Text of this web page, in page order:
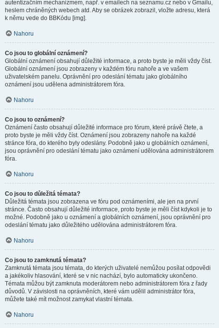
autentizačním mechanizmem, např. v emailech na seznamu.cz nebo v Gmailu,
heslem chráněných webech atd. Aby se obrázek zobrazil, vložte adresu, která
k němu vede do BBKódu [img].
Nahoru
Co jsou to globální oznámení?
Globální oznámení obsahují důležité informace, a proto byste je měli vždy číst.
Globální oznámení jsou zobrazeny v každém fóru nahoře a ve vašem
uživatelském panelu. Oprávnění pro odeslání tématu jako globálního
oznámení jsou udělena administrátorem fóra.
Nahoru
Co jsou to oznámení?
Oznámení často obsahují důležité informace pro fórum, které právě čtete, a
proto byste je měli vždy číst. Oznámení jsou zobrazeny nahoře na každé
stránce fóra, do kterého byly odeslány. Podobně jako u globálních oznámení,
jsou oprávnění pro odeslání tématu jako oznámení udělována administrátorem
fóra.
Nahoru
Co jsou to důležitá témata?
Důležitá témata jsou zobrazena ve fóru pod oznámeními, ale jen na první
stránce. Často obsahují důležité informace, proto byste je měli číst kdykoli je to
možné. Podobně jako u oznámení a globálních oznámení, jsou oprávnění pro
odeslání tématu jako důležitého udělována administrátorem fóra.
Nahoru
Co jsou to zamknutá témata?
Zamknutá témata jsou témata, do kterých uživatelé nemůžou posílat odpovědi
a jakékoliv hlasování, které se v nic nachází, bylo automaticky ukončeno.
Témata můžou být zamknuta moderátorem nebo administrátorem fóra z řady
důvodů. V závislosti na oprávněních, které vám udělil administrátor fóra,
můžete také mít možnost zamykat vlastní témata.
Nahoru